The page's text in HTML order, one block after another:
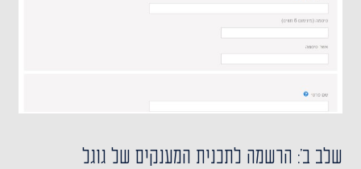
שלב ב': הרשמה לתכנית המענקים של גוגל